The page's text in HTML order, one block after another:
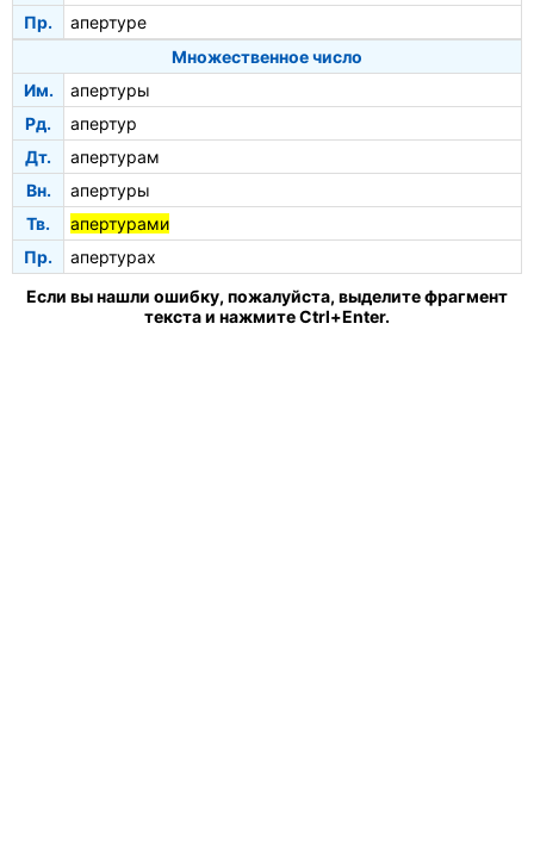
Пр.
апертуре
Множественное число
Им.
апертуры
Рд.
апертур
Дт.
апертурам
Вн.
апертуры
Тв.
апертурами
Пр.
апертурах
Если вы нашли ошибку, пожалуйста, выделите фрагмент
текста и нажмите Ctrl+Enter.